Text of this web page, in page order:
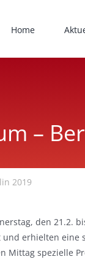
Home
–
2019
den
erhielten eine
Mittag spezielle